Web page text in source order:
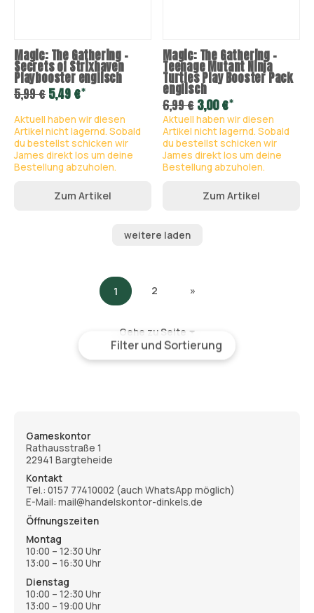
Filter und Sortierung
Magic: The Gathering –
Secrets of Strixhaven
Playbooster englisch
5,99 €5,49 €*
Aktuell haben wir diesen
Artikel nicht lagernd. Sobald
du bestellst schicken wir
James direkt los um deine
Bestellung abzuholen.
Zum Artikel
Magic: The Gathering –
Teenage Mutant Ninja
Turtles Play Booster Pack
englisch
6,99 €3,00 €*
Aktuell haben wir diesen
Artikel nicht lagernd. Sobald
du bestellst schicken wir
James direkt los um deine
Bestellung abzuholen.
Zum Artikel
weitere laden
1 2 »
Gehe zu Seite
Gameskontor
Rathausstraße 1
22941 Bargteheide
Kontakt
Tel.: 0157 77410002 (auch WhatsApp möglich)
E-Mail: mail@handelskontor-dinkels.de
Öffnungszeiten
Montag
10:00 – 12:30 Uhr
13:00 – 16:30 Uhr
Dienstag
10:00 – 12:30 Uhr
13:00 – 19:00 Uhr